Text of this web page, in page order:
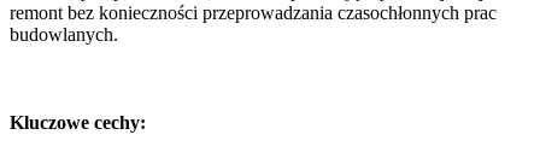
remont bez konieczności przeprowadzania czasochłonnych prac
budowlanych.
Kluczowe cechy: